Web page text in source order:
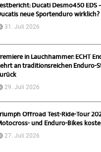
Ducati Desmo450 EDS
neue Sportenduro wirklich?
31. Juli 2026
in Lauchhammer: ECHT
an traditionsreichen Enduro-
29. Juli 2026
Offroad Test-Ride-Tour
und Enduro-Bikes
27. Juli 2026